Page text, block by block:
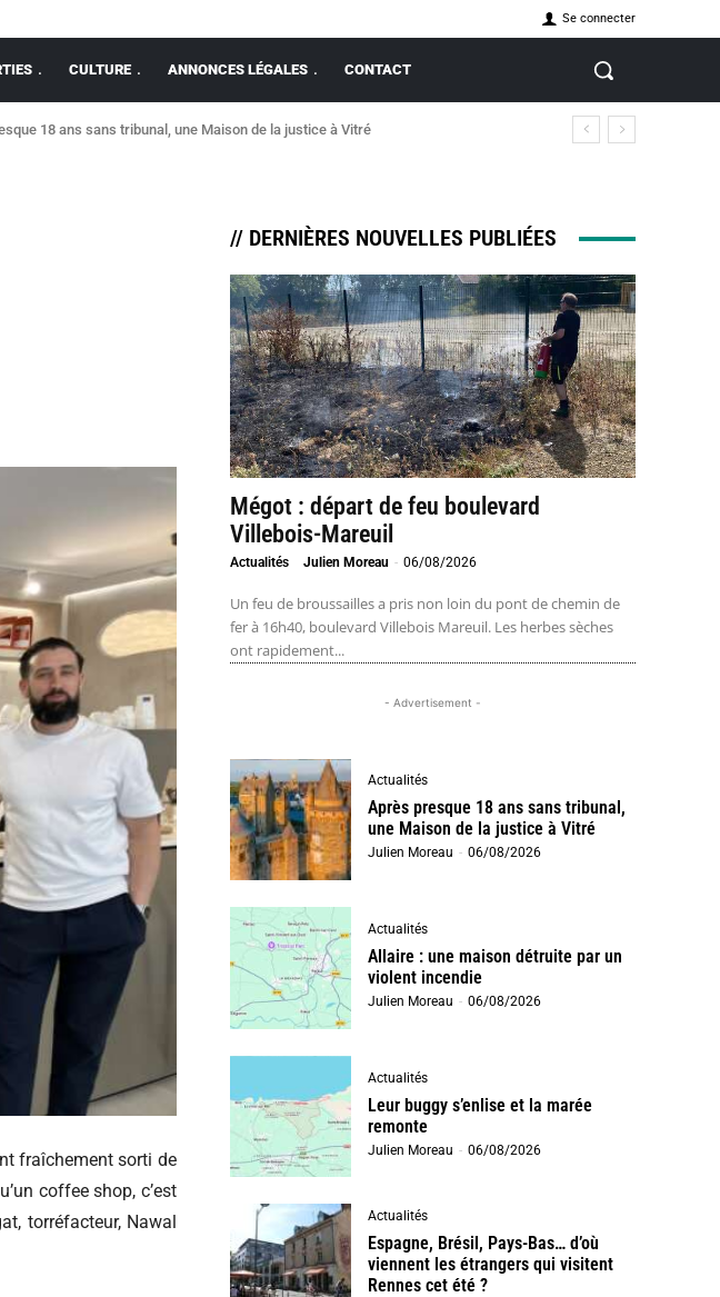
Se connecter
CULTURE ANNONCES LÉGALES CONTACT
18 ans sans tribunal, une Maison de la justice à Vitré
maison détruite par un violent incendie
fraîchement sorti de
coffee shop, c’est
torréfacteur, Nawal
// DERNIÈRES NOUVELLES PUBLIÉES
Mégot : départ de feu boulevard
Villebois-Mareuil
Actualités Julien Moreau - 06/08/2026
Un feu de broussailles a pris non loin du pont de chemin de
fer à 16h40, boulevard Villebois Mareuil. Les herbes sèches
ont rapidement...
- Advertisement -
Actualités
Après presque 18 ans sans tribunal,
une Maison de la justice à Vitré
Julien Moreau - 06/08/2026
Actualités
Allaire : une maison détruite par un
violent incendie
Julien Moreau - 06/08/2026
Actualités
Leur buggy s’enlise et la marée
remonte
Julien Moreau - 06/08/2026
Actualités
Espagne, Brésil, Pays-Bas… d’où
viennent les étrangers qui visitent
Rennes cet été ?